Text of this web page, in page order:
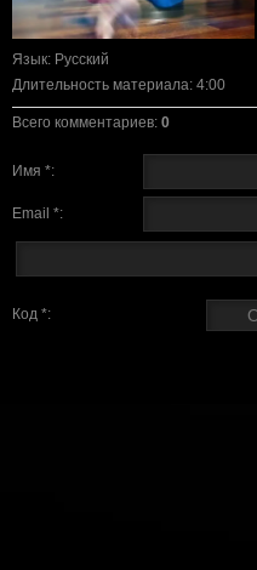
Язык: Русский
Длительность материала: 4:00
Всего комментариев: 0
Имя *:
Email *:
Код *: